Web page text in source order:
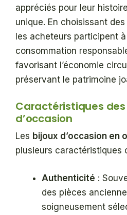
appréciés pour leur
unique. En choisissant
les acheteurs participent
consommation
favorisant l’économie
préservant le patrimoine
Caractéristiques
d’occasion
Les bijoux d’occasion en
plusieurs caractéristiques
Authenticité :
des pièces
soigneusement